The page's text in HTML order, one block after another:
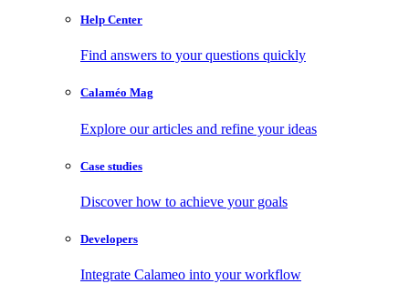
Help Center
Find answers to your questions quickly
Calaméo Mag
Explore our articles and refine your ideas
Case studies
Discover how to achieve your goals
Developers
Integrate Calameo into your workflow